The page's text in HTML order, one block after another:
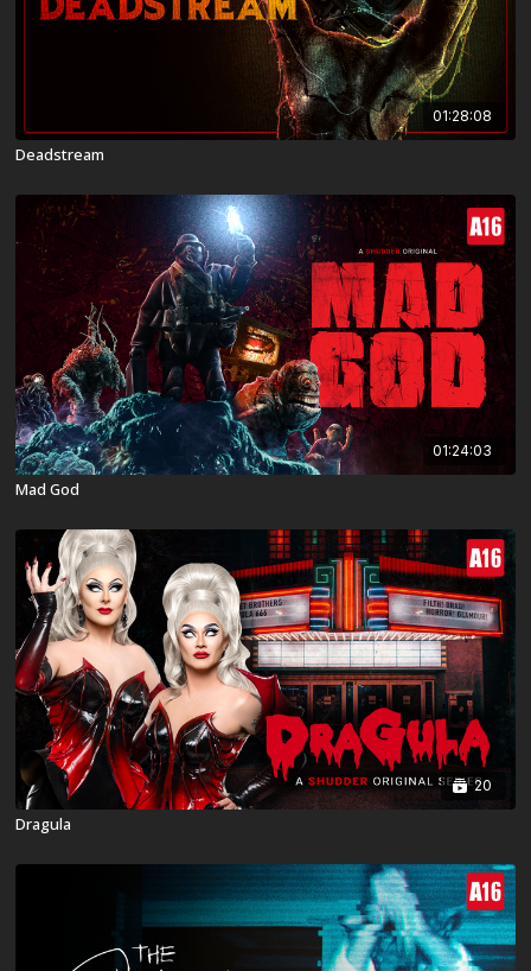
01:28:08
Deadstream
01:24:03
Mad God
20
Dragula